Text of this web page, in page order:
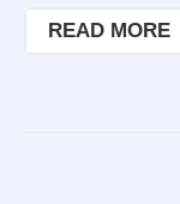
READ MORE